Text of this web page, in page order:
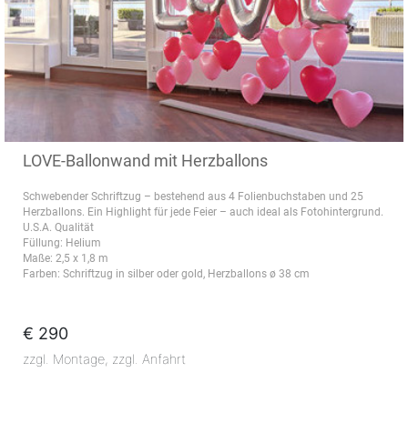
LOVE-Ballonwand mit Herzballons
Schwebender Schriftzug – bestehend aus 4 Folienbuchstaben und 25
Herzballons. Ein Highlight für jede Feier – auch ideal als Fotohintergrund.
U.S.A. Qualität
Füllung: Helium
Maße: 2,5 x 1,8 m
Farben: Schriftzug in silber oder gold, Herzballons ø 38 cm
€ 290
zzgl. Montage, zzgl. Anfahrt